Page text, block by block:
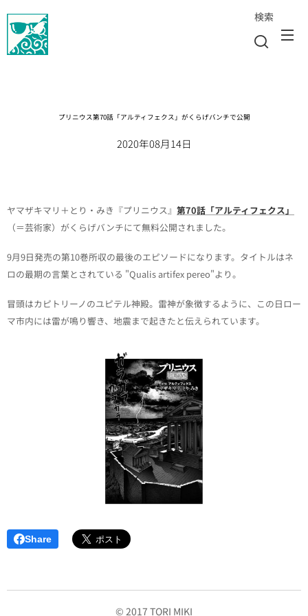
検索
プリニウス第70話「アルティフェクス」がくらげバンチで公開
2020年08月14日
ヤマザキマリ＋とり・みき『プリニウス』 第70話「アルティフェクス」
（＝芸術家）がくらげバンチにて無料公開されました。
9月9日発売の第10巻所収の最後のエピソードになります。タイトルはネ
ロの最期の言葉とされている "Qualis artifex pereo"より。
冒頭はカピトリーノのユピテル神殿。雷神が象徴するように、この日ロー
マ市内には雷が鳴り響き、地震まで起きたと伝えられています。
Share
© 2017 TORI MIKI